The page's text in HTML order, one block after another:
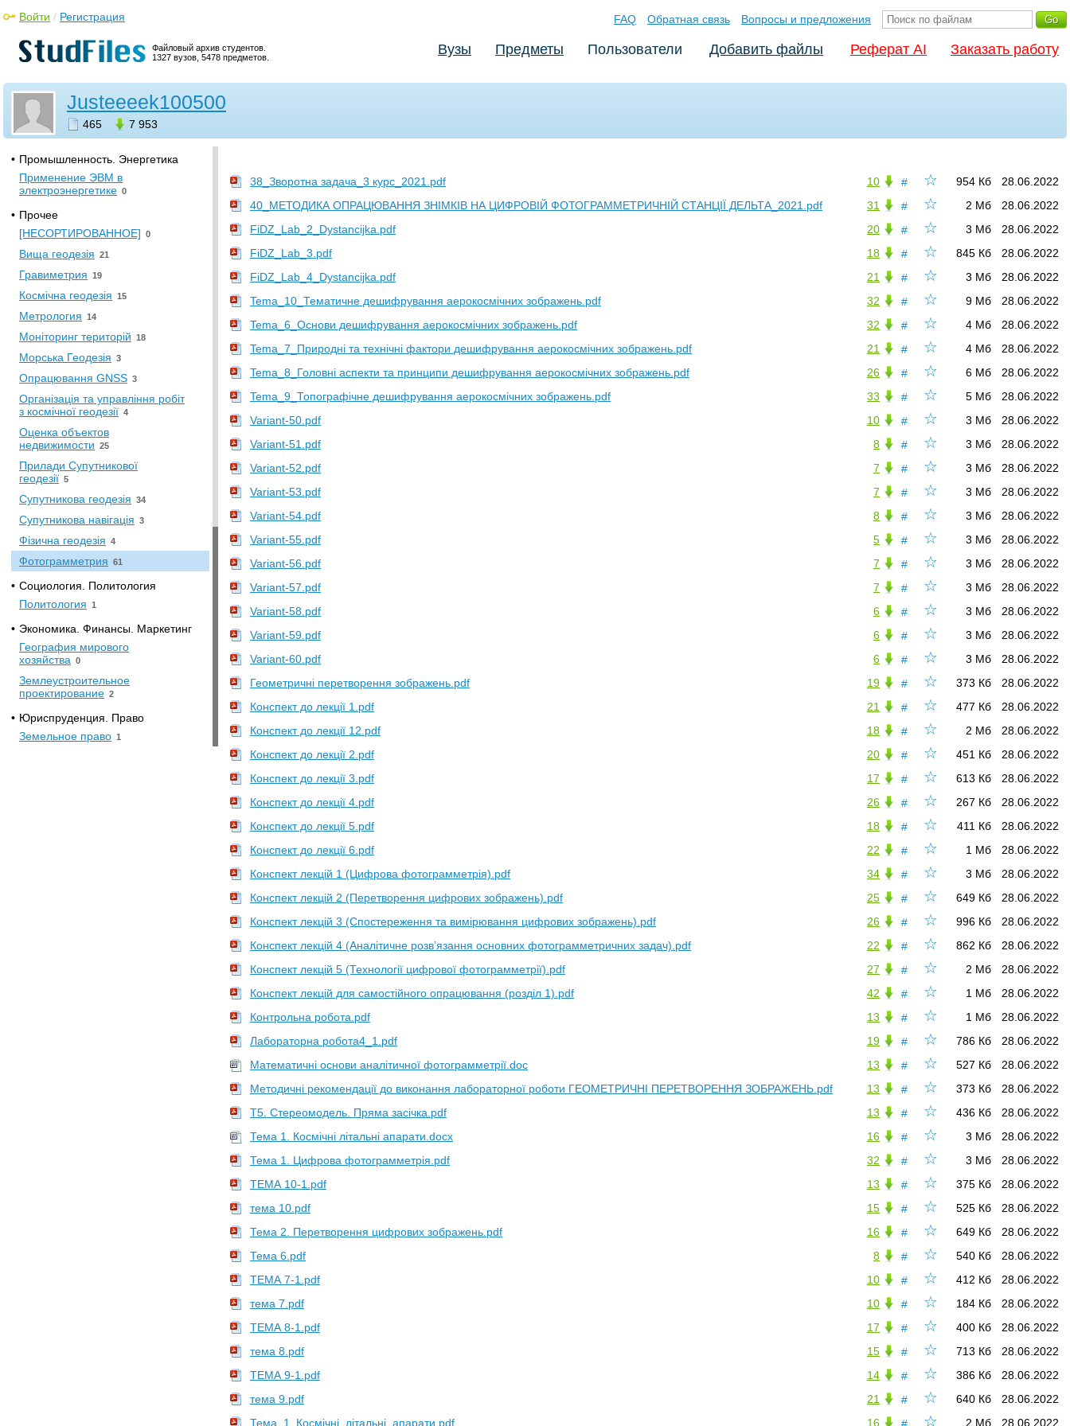
Файловый архив студентов.
1327 вузов, 5478 предметов.
Войти / Регистрация FAQ Обратная связь Вопросы и предложения
Вузы Предметы Пользователи Добавить файлы Реферат AI Заказать работу
Justeeeek100500
465 7 953
Охрана водных биоресурсов и
среды их обитания
Геология
Географические
информационные системы
53
Геодезия 63
Картография
• Промышленность. Энергетика
Применение ЭВМ в
электроэнергетике 0
• Прочее
[НЕСОРТИРОВАННОЕ] 0
Вища геодезія 21
Гравиметрия 19
Космічна геодезія 15
Метрология 14
Моніторинг територій 18
Морська Геодезія 3
Опрацювання GNSS 3
Організація та управління робіт
з космічної геодезії 4
Оценка объектов
недвижимости 25
Прилади Супутникової
геодезії 5
Супутникова геодезія 34
Супутникова навігація 3
Фізична геодезія 4
Фотограмметрия 61
• Социология. Политология
Политология 1
• Экономика. Финансы. Маркетинг
География мирового
хозяйства 0
Землеустроительное
проектирование 2
• Юриспруденция. Право
Земельное право 1
☆
# 28.06.2022
954 Кб
10
38_Зворотна задача_3 курс_2021.pdf
☆
# 28.06.2022
2 Мб
31
40_МЕТОДИКА ОПРАЦЮВАННЯ ЗНІМКІВ НА ЦИФРОВІЙ ФОТОГРАММЕТРИЧНІЙ СТАНЦІЇ ДЕЛЬТА_2021.pdf
☆
# 28.06.2022
3 Мб
20
FiDZ_Lab_2_Dystancijka.pdf
☆
# 28.06.2022
845 Кб
18
FiDZ_Lab_3.pdf
☆
# 28.06.2022
3 Мб
21
FiDZ_Lab_4_Dystancijka.pdf
☆
# 28.06.2022
9 Мб
32
Tema_10_Тематичне дешифрування аерокосмічних зображень.pdf
☆
# 28.06.2022
4 Мб
32
Tema_6_Основи дешифрування аерокосмічних зображень.pdf
☆
# 28.06.2022
4 Мб
21
Tema_7_Природні та технічні фактори дешифрування аерокосмічних зображень.pdf
☆
# 28.06.2022
6 Мб
26
Tema_8_Головні аспекти та принципи дешифрування аерокосмічних зображень.pdf
☆
# 28.06.2022
5 Мб
33
Tema_9_Топографічне дешифрування аерокосмічних зображень.pdf
☆
# 28.06.2022
3 Мб
10
Variant-50.pdf
☆
# 28.06.2022
3 Мб
8
Variant-51.pdf
☆
# 28.06.2022
3 Мб
7
Variant-52.pdf
☆
# 28.06.2022
3 Мб
7
Variant-53.pdf
☆
# 28.06.2022
3 Мб
8
Variant-54.pdf
☆
# 28.06.2022
3 Мб
5
Variant-55.pdf
☆
# 28.06.2022
3 Мб
7
Variant-56.pdf
☆
# 28.06.2022
3 Мб
7
Variant-57.pdf
☆
# 28.06.2022
3 Мб
6
Variant-58.pdf
☆
# 28.06.2022
3 Мб
6
Variant-59.pdf
☆
# 28.06.2022
3 Мб
6
Variant-60.pdf
☆
# 28.06.2022
373 Кб
19
Геометричні перетворення зображень.pdf
☆
# 28.06.2022
477 Кб
21
Конспект до лекції 1.pdf
☆
# 28.06.2022
2 Мб
18
Конспект до лекції 12.pdf
☆
# 28.06.2022
451 Кб
20
Конспект до лекції 2.pdf
☆
# 28.06.2022
613 Кб
17
Конспект до лекції 3.pdf
☆
# 28.06.2022
267 Кб
26
Конспект до лекції 4.pdf
☆
# 28.06.2022
411 Кб
18
Конспект до лекції 5.pdf
☆
# 28.06.2022
1 Мб
22
Конспект до лекції 6.pdf
☆
# 28.06.2022
3 Мб
34
Конспект лекцій 1 (Цифрова фотограмметрія).pdf
☆
# 28.06.2022
649 Кб
25
Конспект лекцій 2 (Перетворення цифрових зображень).pdf
☆
# 28.06.2022
996 Кб
26
Конспект лекцій 3 (Спостереження та вимірювання цифрових зображень).pdf
☆
# 28.06.2022
862 Кб
22
Конспект лекцій 4 (Аналітичне розв’язання основних фотограмметричних задач).pdf
☆
# 28.06.2022
2 Мб
27
Конспект лекцій 5 (Технології цифрової фотограмметрії).pdf
☆
# 28.06.2022
1 Мб
42
Конспект лекцій для самостійного опрацювання (розділ 1).pdf
☆
# 28.06.2022
1 Мб
13
Контрольна робота.pdf
☆
# 28.06.2022
786 Кб
19
Лабораторна робота4_1.pdf
☆
# 28.06.2022
527 Кб
13
Математичні основи аналітичної фотограмметрії.doc
☆
# 28.06.2022
373 Кб
13
Методичні рекомендації до виконання лабораторної роботи ГЕОМЕТРИЧНІ ПЕРЕТВОРЕННЯ ЗОБРАЖЕНЬ.pdf
☆
# 28.06.2022
436 Кб
13
Т5. Стереомодель. Пряма засічка.pdf
☆
# 28.06.2022
3 Мб
16
Тема 1. Космічні літальні апарати.docx
☆
# 28.06.2022
3 Мб
32
Тема 1. Цифрова фотограмметрія.pdf
☆
# 28.06.2022
375 Кб
13
ТЕМА 10-1.pdf
☆
# 28.06.2022
525 Кб
15
тема 10.pdf
☆
# 28.06.2022
649 Кб
16
Тема 2. Перетворення цифрових зображень.pdf
☆
# 28.06.2022
540 Кб
8
Тема 6.pdf
☆
# 28.06.2022
412 Кб
10
ТЕМА 7-1.pdf
☆
# 28.06.2022
184 Кб
10
тема 7.pdf
☆
# 28.06.2022
400 Кб
17
ТЕМА 8-1.pdf
☆
# 28.06.2022
713 Кб
15
тема 8.pdf
☆
# 28.06.2022
386 Кб
14
ТЕМА 9-1.pdf
☆
# 28.06.2022
640 Кб
21
тема 9.pdf
☆ 28.06.2022
2 Мб
16
Тема_1_Космічні_літальні_апарати.pdf